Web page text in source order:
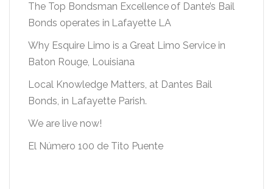
The Top Bondsman Excellence of Dante’s Bail
Bonds operates in Lafayette LA
Why Esquire Limo is a Great Limo Service in
Baton Rouge, Louisiana
Local Knowledge Matters, at Dantes Bail
Bonds, in Lafayette Parish.
We are live now!
El Número 100 de Tito Puente